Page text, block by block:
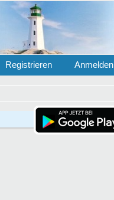
Anmelden
Registrieren